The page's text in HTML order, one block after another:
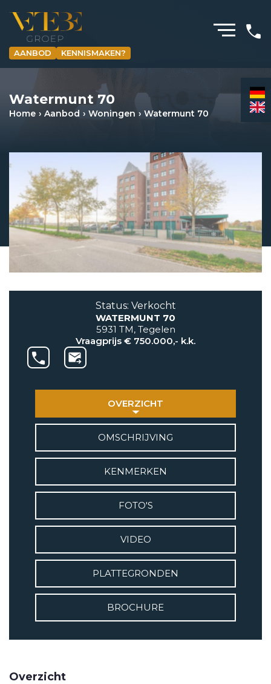
AANBOD KENNISMAKEN?
HOMEPAGINA
WONING­MAKELAARDIJ
HYPOTHEKEN
VERZEKERINGEN
NIEUWS & MEDIA
OVER ONS
AANBOD
5931 CX Tegelen
info@vetebe.nl
BEL VETEBE
E-MAIL VETEBE
VETEBE INSTAGRAM
VETEBE FACEBOOK
VETEBE LINKEDIN
Watermunt 70
Home Aanbod Woningen Watermunt 70
Status: Verkocht
WATERMUNT 70
5931 TM, Tegelen
Vraagprijs € 750.000,- k.k.
OVERZICHT
OMSCHRIJVING
KENMERKEN
FOTO'S
VIDEO
PLATTEGRONDEN
BROCHURE
Overzicht